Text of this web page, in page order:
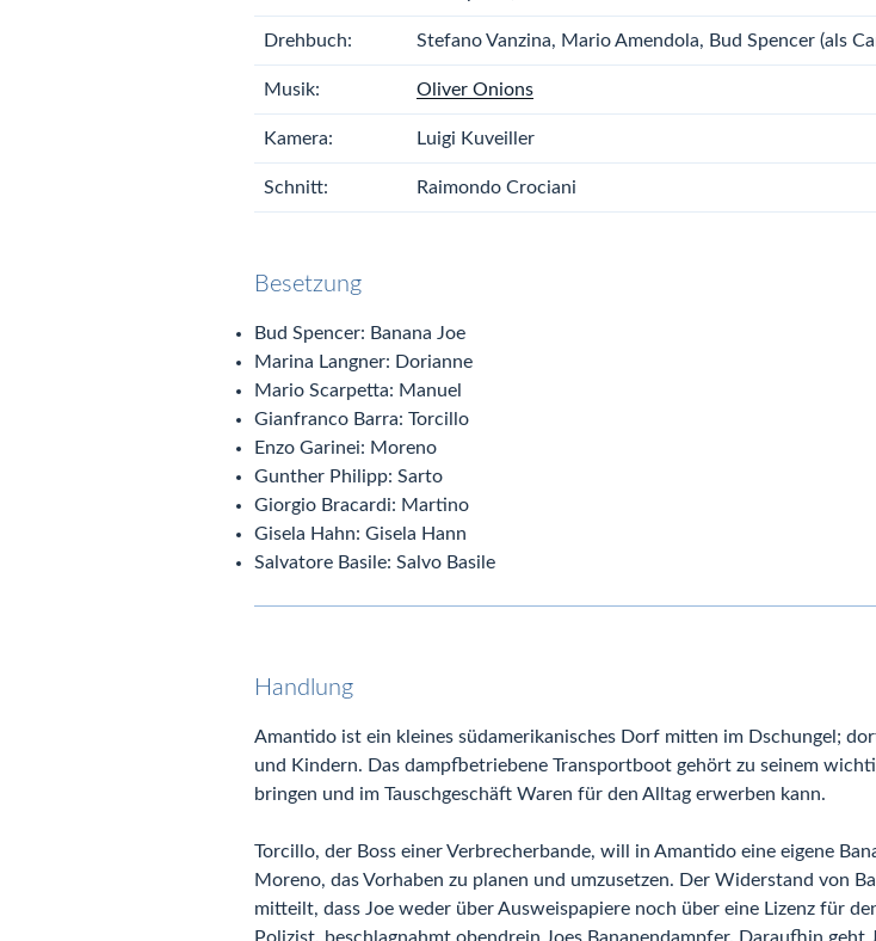
Drehbuch: Stefano Vanzina, Mario Amendola, Bud Spencer (als
Musik: Oliver Onions
Kamera: Luigi Kuveiller
Schnitt: Raimondo Crociani
Besetzung
Bud Spencer: Banana Joe
Marina Langner: Dorianne
Mario Scarpetta: Manuel
Gianfranco Barra: Torcillo
Enzo Garinei: Moreno
Gunther Philipp: Sarto
Giorgio Bracardi: Martino
Gisela Hahn: Gisela Hann
Salvatore Basile: Salvo Basile
Handlung
Amantido ist ein kleines südamerikanisches Dorf mitten im Dschungel;
und Kindern. Das dampfbetriebene Transportboot gehört zu seinem
bringen und im Tauschgeschäft Waren für den Alltag erwerben kann.
Torcillo, der Boss einer Verbrecherbande, will in Amantido eine eigene
Moreno, das Vorhaben zu planen und umzusetzen. Der Widerstand von
mitteilt, dass Joe weder über Ausweispapiere noch über eine Lizenz für
Polizist, beschlagnahmt obendrein Joes Bananendampfer. Daraufhin